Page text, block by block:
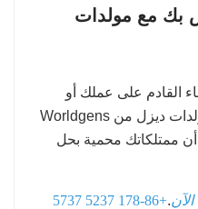
بك مع مولدات
القادم على عملك أو
منزلك. استثمر في مجموعة مولدات ديزل من Worldgens
أن ممتلكاتك محمية بحل
.
+86-178 5237 5737